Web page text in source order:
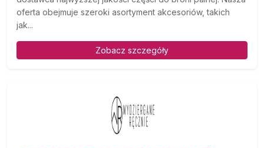
oferta obejmuje szeroki asortyment akcesoriów, takich
jak...
Zobacz szczegóły